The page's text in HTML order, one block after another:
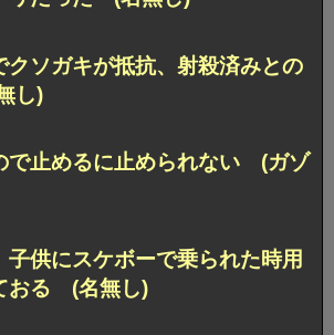
クソガキが抵抗、射殺済みとの
し)
で止めるに止められない (ガゾ
子供にスケボーで乗られた時用
おる (名無し)